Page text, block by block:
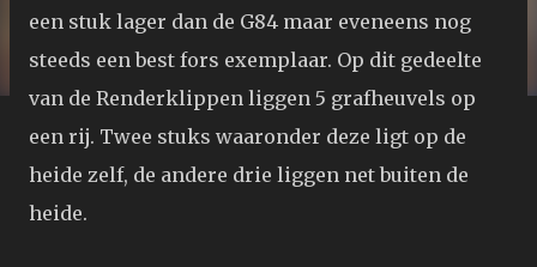
een stuk lager dan de G84 maar eveneens nog
steeds een best fors exemplaar. Op dit gedeelte
van de Renderklippen liggen 5 grafheuvels op
een rij. Twee stuks waaronder deze ligt op de
heide zelf, de andere drie liggen net buiten de
heide.